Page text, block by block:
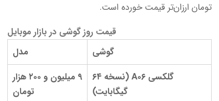
تومان ارزان‌تر قیمت خورده است.
قیمت روز گوشی در بازار موبایل
گوشی
مدل
گلکسی A۰۶ (نسخه ۶۴
گیگابایت)
۹ میلیون و ۲۰۰ هزار
تومان